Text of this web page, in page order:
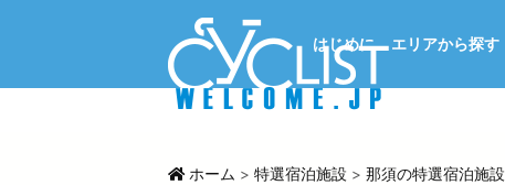
はじめに エリアから探す
ホーム > 特選宿泊施設 > 那須の特選宿泊施設